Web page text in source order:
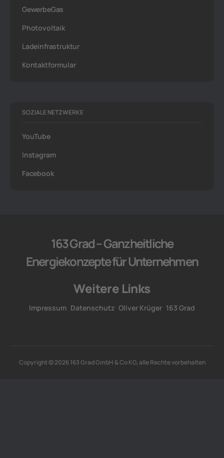
GewerbeGas
Photovoltaik
Ladeinfrastruktur
Kontaktformular
SOZIALE NETZWERKE
YouTube
Instagram
Facebook
163 Grad – Ganzheitliche
Energiekonzepte für Unternehmen
Weitere Links
Impressum Datenschutz Oliver Krüger 163 Grad
Copyright © 2026 163 Grad GmbH & Co KG, alle Rechte vorbehalten